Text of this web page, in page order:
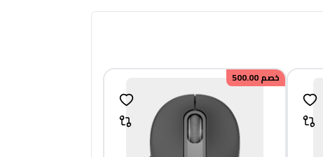
خصم500.00